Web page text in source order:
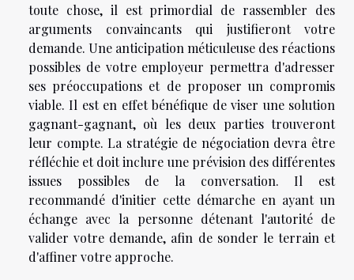
toute chose, il est primordial de rassembler des
arguments convaincants qui justifieront votre
demande. Une anticipation méticuleuse des réactions
possibles de votre employeur permettra d'adresser
ses préoccupations et de proposer un compromis
viable. Il est en effet bénéfique de viser une solution
gagnant-gagnant, où les deux parties trouveront
leur compte. La stratégie de négociation devra être
réfléchie et doit inclure une prévision des différentes
issues possibles de la conversation. Il est
recommandé d'initier cette démarche en ayant un
échange avec la personne détenant l'autorité de
valider votre demande, afin de sonder le terrain et
d'affiner votre approche.